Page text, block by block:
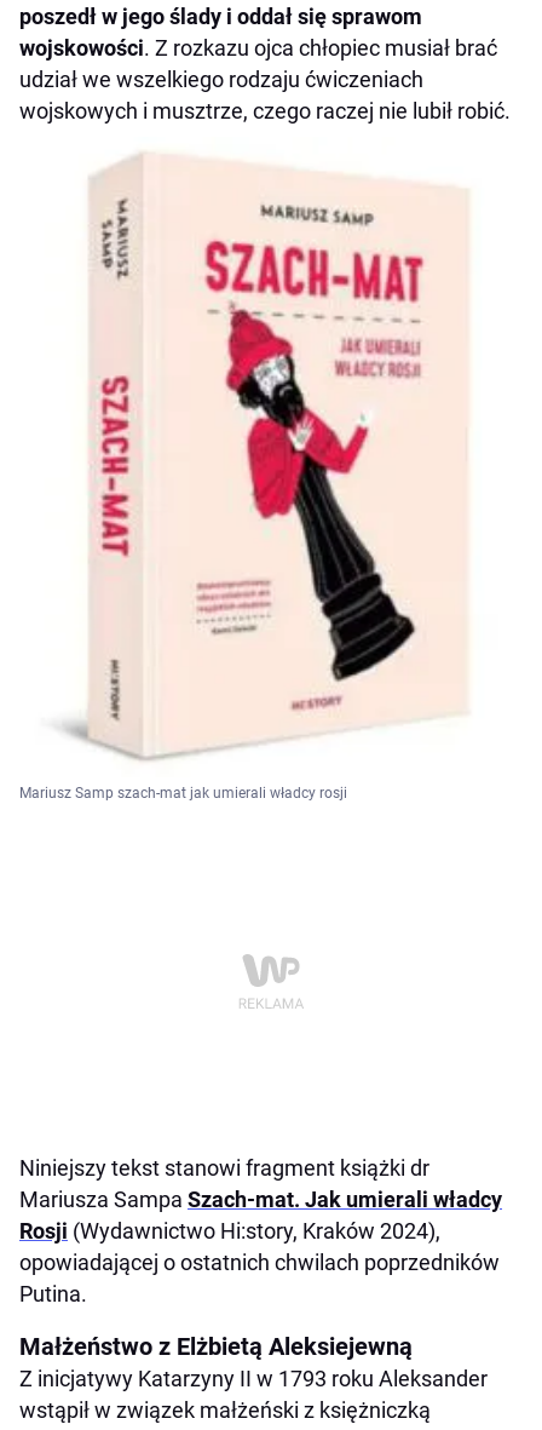
poszedł w jego ślady i oddał się sprawom
wojskowości. Z rozkazu ojca chłopiec musiał brać
udział we wszelkiego rodzaju ćwiczeniach
wojskowych i musztrze, czego raczej nie lubił robić.
Mariusz Samp szach-mat jak umierali władcy rosji
Niniejszy tekst stanowi fragment książki dr
Mariusza Sampa Szach-mat. Jak umierali władcy
Rosji (Wydawnictwo Hi:story, Kraków 2024),
opowiadającej o ostatnich chwilach poprzedników
Putina.
Małżeństwo z Elżbietą Aleksiejewną
Z inicjatywy Katarzyny II w 1793 roku Aleksander
wstąpił w związek małżeński z księżniczką